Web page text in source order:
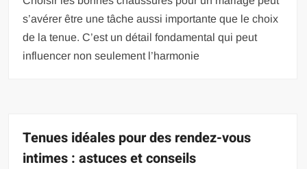
s’avérer être une tâche aussi importante que le choix
de la tenue. C’est un détail fondamental qui peut
influencer non seulement l’harmonie
Tenues idéales pour des rendez-vous
intimes : astuces et conseils